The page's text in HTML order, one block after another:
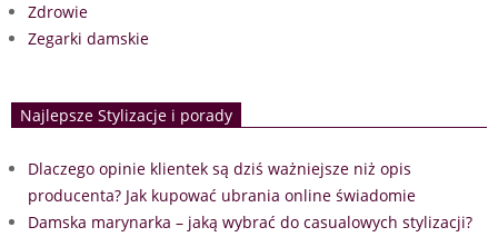
Zdrowie
Zegarki damskie
Najlepsze Stylizacje i porady
Dlaczego opinie klientek są dziś ważniejsze niż opis
producenta? Jak kupować ubrania online świadomie
Damska marynarka – jaką wybrać do casualowych stylizacji?